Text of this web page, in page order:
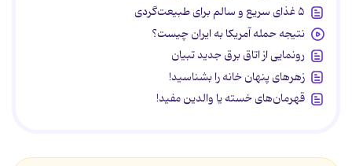
۵ غذای سریع و سالم برای طبیعت‌گردی
نتیجه حمله آمریکا به ایران چیست؟
رونمایی از اتاق برق جدید تبیان
زهرهای پنهان خانه را بشناسید!
قهرمان‌های خسته یا والدین مفید!